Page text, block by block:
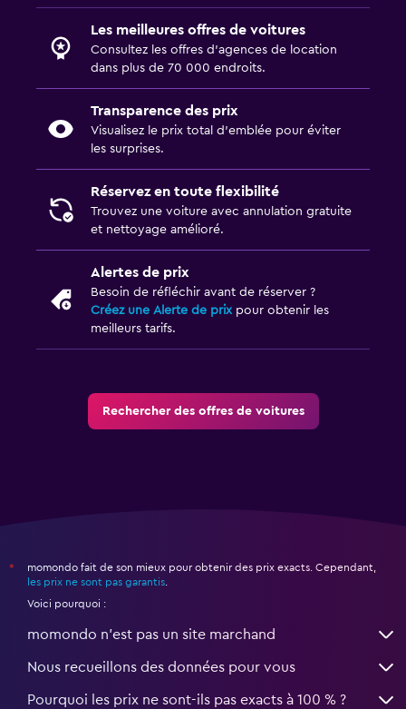
Les meilleures offres de voitures
Consultez les offres d’agences de location
dans plus de 70 000 endroits.
Transparence des prix
Visualisez le prix total d’emblée pour éviter
les surprises.
Réservez en toute flexibilité
Trouvez une voiture avec annulation gratuite
et nettoyage amélioré.
Alertes de prix
Besoin de réfléchir avant de réserver ?
Créez une Alerte de prixpour obtenir les
meilleurs tarifs.
Rechercher des offres de voitures
*
momondo fait de son mieux pour obtenir des prix exacts. Cependant,
les prix ne sont pas garantis
Voici pourquoi :
momondo n'est pas un site marchand
Nous recueillons des données pour vous
Pourquoi les prix ne sont-ils pas exacts à 100 % ?